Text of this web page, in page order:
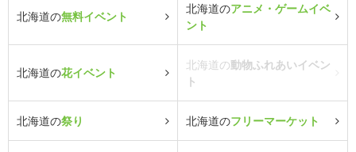
北海道の無料イベント
北海道のアニメ・ゲームイベ
ント
北海道の花イベント
北海道の動物ふれあいイベン
ト
北海道の祭り 北海道のフリーマーケット